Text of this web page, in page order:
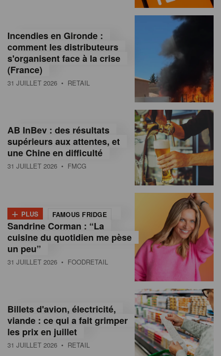
n
e
n
o
m
a
s
s
Incendies en Gironde :
comment les distributeurs
s'organisent face à la crise
(France)
31 JUILLET 2026 • RETAIL
AB InBev : des résultats
supérieurs aux attentes, et
une Chine en difficulté
31 JUILLET 2026 • FMCG
+ PLUS FAMOUS FRIDGE
Sandrine Corman : “La
cuisine du quotidien me pèse
un peu”
31 JUILLET 2026 • FOODRETAIL
Billets d'avion, électricité,
viande : ce qui a fait grimper
les prix en juillet
31 JUILLET 2026 • RETAIL